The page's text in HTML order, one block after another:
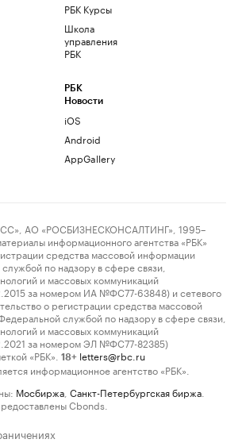
РБК Курсы
Школа
управления
РБК
РБК
Новости
iOS
Android
AppGallery
АО «РОСБИЗНЕСКОНСАЛТИНГ», 1995–
информационного агентства «РБК»
средства массовой информации
по надзору в сфере связи,
и массовых коммуникаций
за номером ИА №ФС77-63848) и сетевого
о регистрации средства массовой
службой по надзору в сфере связи,
и массовых коммуникаций
за номером ЭЛ №ФС77-82385)
«РБК».
18+ letters@rbc.ru
информационное агентство «РБК».
Мосбиржа Санкт-Петербургская биржа
Cbonds.